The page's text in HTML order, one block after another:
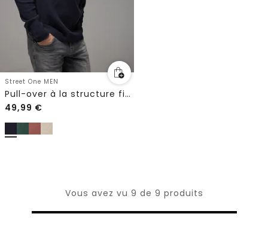
Street One MEN
Pull-over à la structure fine
49,99 €
Vous avez vu 9 de 9 produits